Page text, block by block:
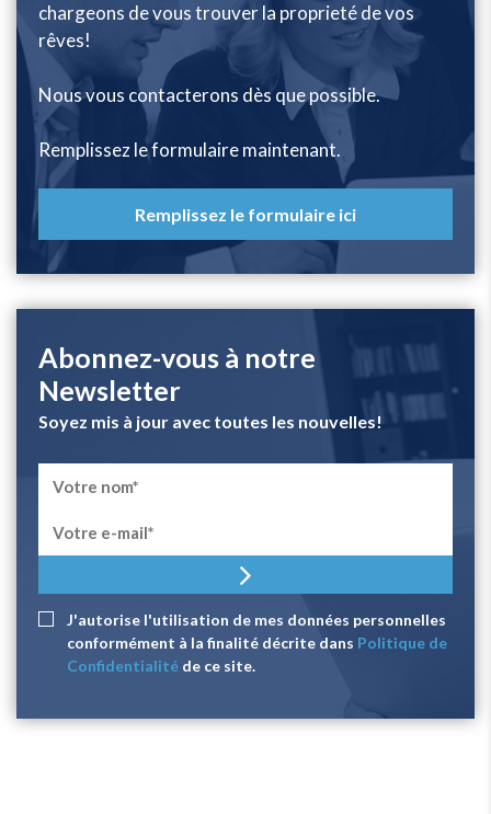
chargeons de vous trouver la proprieté de vos
rêves!
Nous vous contacterons dès que possible.
Remplissez le formulaire maintenant.
Remplissez le formulaire ici
Abonnez-vous à notre
Newsletter
Soyez mis à jour avec toutes les nouvelles!
J'autorise l'utilisation de mes données personnelles
conformément à la finalité décrite dans Politique de
Confidentialité de ce site.